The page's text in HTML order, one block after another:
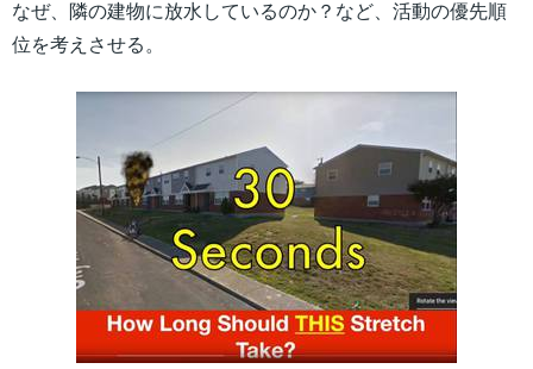
なぜ、隣の建物に放水しているのか？など、活動の優先順
位を考えさせる。